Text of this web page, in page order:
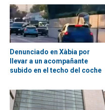
Denunciado en Xàbia por
llevar a un acompañante
subido en el techo del coche